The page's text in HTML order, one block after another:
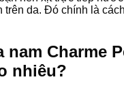
trên da. Đó chính là cách
nam Charme
nhiêu?